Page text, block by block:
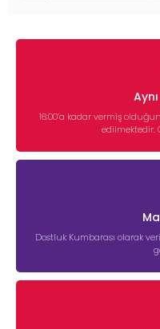
16:00’a kadar vermiş
edilmektedir.
Dostluk Kumbarası olarak